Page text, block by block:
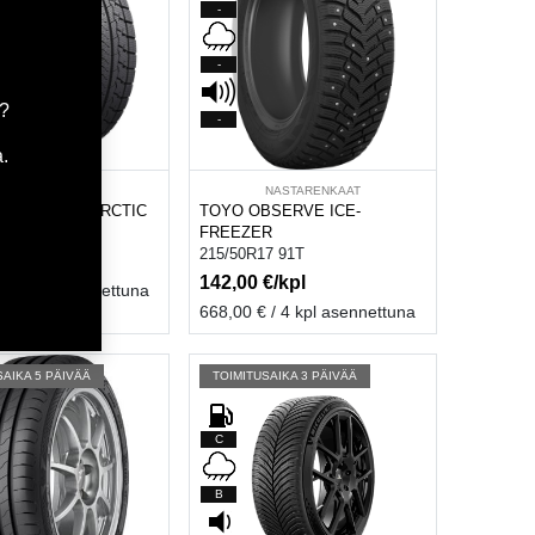
BLAZER ARCTIC
/ 4 kpl asennettuna
-
-
-
Lisää ostoskoriin
NASTARENKAAT
TOYO OBSERVE ICE-
FREEZER
215/50R17 91T
142,00 €/kpl
668,00 € / 4 kpl asennettuna
5 PÄIVÄÄ TOIMITUSAIKA 3 PÄIVÄÄ
C
B